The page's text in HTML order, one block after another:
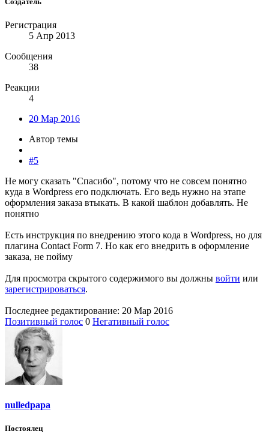
Регистрация
5 Апр 2013
Сообщения
38
Реакции
4
20 Мар 2016
Автор темы
#5
Не могу сказать "Спасибо", потому что не совсем понятно
куда в Wordpress его подключать. Его ведь нужно на этапе
оформления заказа втыкать. В какой шаблон добавлять. Не
понятно
Есть инструкция по внедрению этого кода в Wordpress, но для
плагина Contact Form 7. Но как его внедрить в оформление
заказа, не пойму
Для просмотра скрытого содержимого вы должны войти или
зарегистрироваться.
Последнее редактирование: 20 Мар 2016
Позитивный голос 0 Негативный голос
nulledpapa
Постоялец